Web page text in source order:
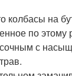
колбасы на
по этому
сочным с